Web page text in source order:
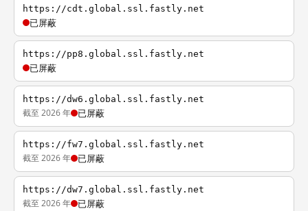
https://cdt.global.ssl.fastly.net
已屏蔽
https://pp8.global.ssl.fastly.net
已屏蔽
https://dw6.global.ssl.fastly.net
截至 2026 年 已屏蔽
https://fw7.global.ssl.fastly.net
截至 2026 年 已屏蔽
https://dw7.global.ssl.fastly.net
截至 2026 年 已屏蔽